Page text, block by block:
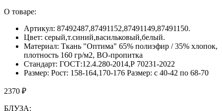
О товаре:
Артикул: 87492487,87491152,87491149,87491150.
Цвет: серый,т.синий,васильковый,белый.
Материал: Ткань "Оптима" 65% полиэфир / 35% хлопок,
плотность 160 гр/м2, ВО-пропитка
Стандарт: ГОСТ:12.4.280-2014,Р 70231-2022
Размер: Рост: 158-164,170-176 Размер: с 40-42 по 68-70
2370 ₽
БЛУЗА: